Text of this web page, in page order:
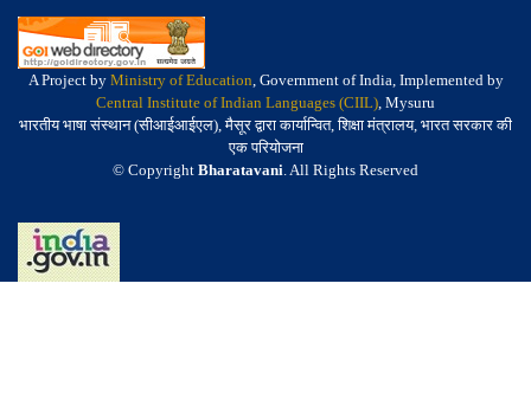
A Project by Ministry of Education, Government of India, Implemented by
Central Institute of Indian Languages (CIIL), Mysuru
भारतीय भाषा संस्थान (सीआईआईएल), मैसूर द्वारा कार्यान्वित, शिक्षा मंत्रालय, भारत सरकार की
एक परियोजना
© Copyright Bharatavani. All Rights Reserved